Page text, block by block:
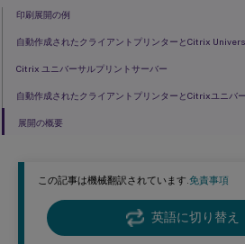
この記事は機械翻訳されています.免責事項
英語に切り替え
印刷展開の例
自動作成されたクライアントプリンターとCitrix
Citrix ユニバーサルプリントサーバー
自動作成されたクライアントプリンターとCitrixユニバ
展開の概要